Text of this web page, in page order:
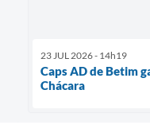
23 JUL 2026 - 14h19
Caps AD de Betim
Chácara